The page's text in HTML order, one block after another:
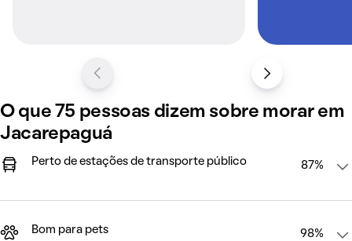
O que 75 pessoas dizem sobre morar em
Jacarepaguá
Perto de estações de transporte público 87%
Bom para pets 98%